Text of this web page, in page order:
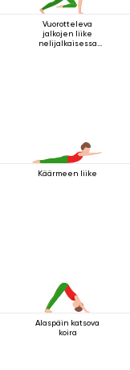
Vuorotteleva
jalkojen liike
nelijalkaisessa
Käärmeen liike
Alaspäin katsova
koira